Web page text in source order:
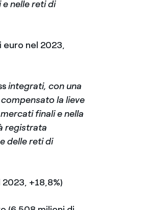
nelle reti di
euro nel 2023,
integrati, con una
la lieve
finali e nella
registrata
delle reti di
+18,8%)